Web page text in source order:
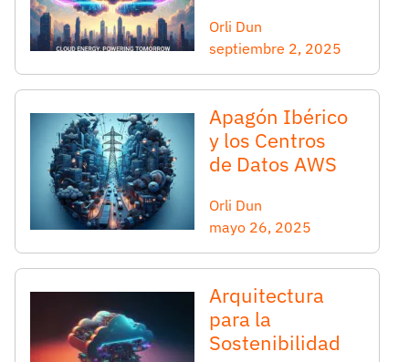
Orli Dun
septiembre 2, 2025
Apagón Ibérico
y los Centros
de Datos AWS
Orli Dun
mayo 26, 2025
Arquitectura
para la
Sostenibilidad